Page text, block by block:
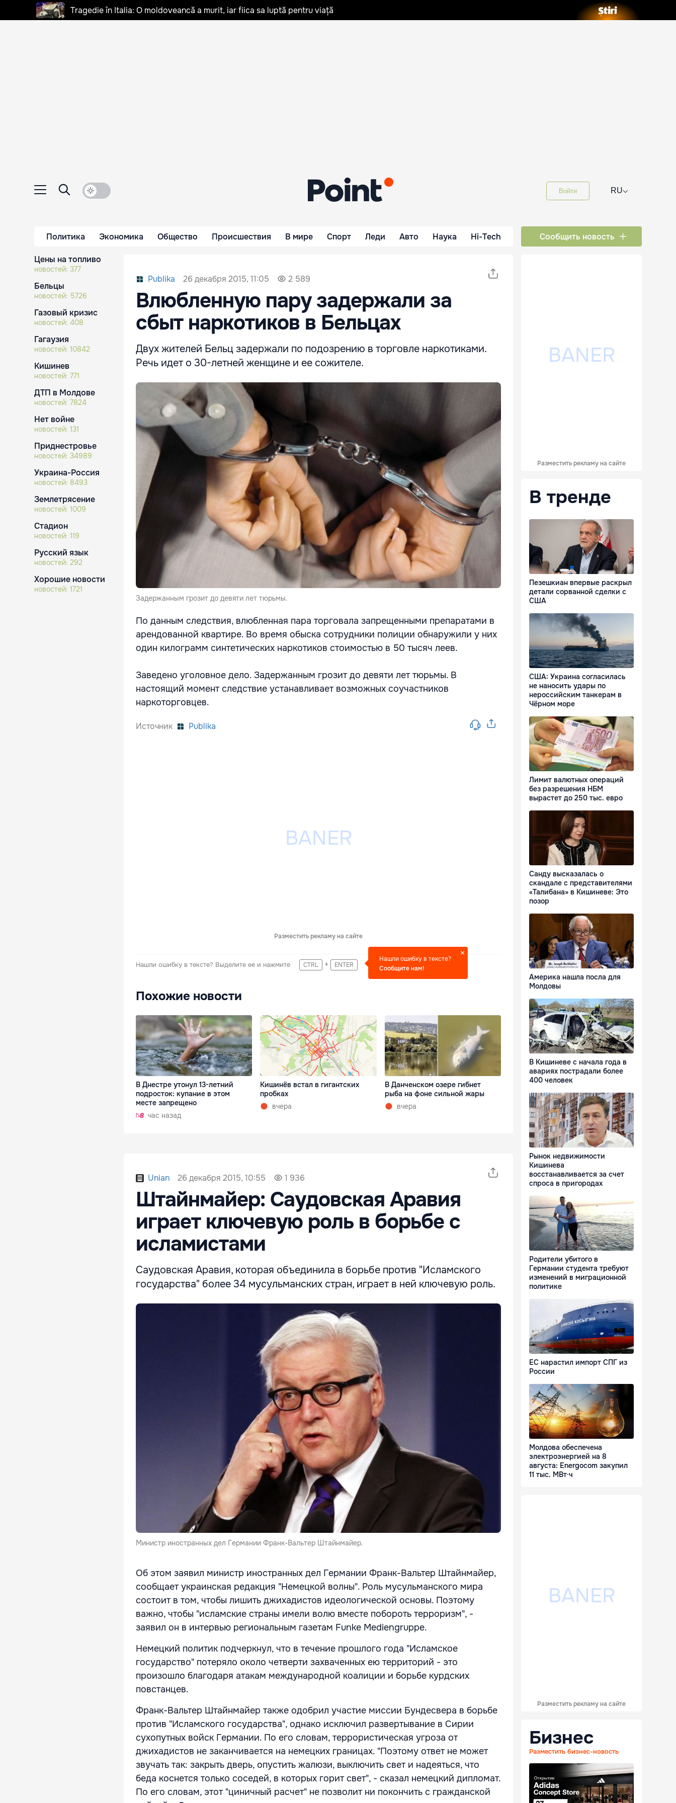
Tragedie în Italia: O moldoveancă a murit, iar fiica sa luptă pentru viață
Войти RU⌵
Политика Экономика Общество Происшествия В мире Спорт Леди Авто Наука Hi-Tech Сообщить новость
Цены на топливо
новостей: 377
Бельцы
новостей: 5726
Газовый кризис
новостей: 408
Гагаузия
новостей: 10842
Кишинев
новостей: 771
ДТП в Молдове
новостей: 7824
Нет войне
новостей: 131
Приднестровье
новостей: 34989
Украина-Россия
новостей: 8493
Землетрясение
новостей: 1009
Стадион
новостей: 119
Русский язык
новостей: 292
Хорошие новости
новостей: 1721
Publika 26 декабря 2015, 11:05 2 589
Влюбленную пару задержали за
сбыт наркотиков в Бельцах
Двух жителей Бельц задержали по подозрению в торговле наркотиками.
Речь идет о 30-летней женщине и ее сожителе.
Задержанным грозит до девяти лет тюрьмы.
По данным следствия, влюбленная пара торговала запрещенными препаратами в
арендованной квартире. Во время обыска сотрудники полиции обнаружили у них
один килограмм синтетических наркотиков стоимостью в 50 тысяч леев.
Заведено уголовное дело. Задержанным грозит до девяти лет тюрьмы. В
настоящий момент следствие устанавливает возможных соучастников
наркоторговцев.
Источник Publika
Разместить рекламу на сайте
Нашли ошибку в тексте? Выделите ее и нажмите CTRL + ENTER
Нашли ошибку в тексте?
Сообщите нам!
Похожие новости
В Днестре утонул 13-летний
подросток: купание в этом
месте запрещено
час назад
Кишинёв встал в гигантских
пробках
вчера
В Данченском озере гибнет
рыба на фоне сильной жары
вчера
Unian 26 декабря 2015, 10:55 1 936
Штайнмайер: Саудовская Аравия
играет ключевую роль в борьбе с
исламистами
Саудовская Аравия, которая объединила в борьбе против "Исламского
государства" более 34 мусульманских стран, играет в ней ключевую роль.
Министр иностранных дел Германии Франк-Вальтер Штайнмайер.
Об этом заявил министр иностранных дел Германии Франк-Вальтер Штайнмайер,
сообщает украинская редакция "Немецкой волны". Роль мусульманского мира
состоит в том, чтобы лишить джихадистов идеологической основы. Поэтому
важно, чтобы "исламские страны имели волю вместе побороть терроризм", -
заявил он в интервью региональным газетам Funke Mediengruppe.
Немецкий политик подчеркнул, что в течение прошлого года "Исламское
государство" потеряло около четверти захваченных ею территорий - это
произошло благодаря атакам международной коалиции и борьбе курдских
повстанцев.
Франк-Вальтер Штайнмайер также одобрил участие миссии Бундесвера в борьбе
против "Исламского государства", однако исключил развертывание в Сирии
сухопутных войск Германии. По его словам, террористическая угроза от
джихадистов не заканчивается на немецких границах. "Поэтому ответ не может
звучать так: закрыть дверь, опустить жалюзи, выключить свет и надеяться, что
беда коснется только соседей, в которых горит свет", - сказал немецкий дипломат.
По его словам, этот "циничный расчет" не позволит ни покончить с гражданской
Разместить рекламу на сайте
В тренде
Пезешкиан впервые раскрыл
детали сорванной сделки с
США
США: Украина согласилась
не наносить удары по
нероссийским танкерам в
Чёрном море
Лимит валютных операций
без разрешения НБМ
вырастет до 250 тыс. евро
Санду высказалась о
скандале с представителями
«Талибана» в Кишиневе: Это
позор
Америка нашла посла для
Молдовы
В Кишиневе с начала года в
авариях пострадали более
400 человек
Рынок недвижимости
Кишинева
восстанавливается за счет
спроса в пригородах
Родители убитого в
Германии студента требуют
изменений в миграционной
политике
ЕС нарастил импорт СПГ из
России
Молдова обеспечена
электроэнергией на 8
августа: Energocom закупил
11 тыс. МВт·ч
Разместить рекламу на сайте
Бизнес
Разместить бизнес-новость